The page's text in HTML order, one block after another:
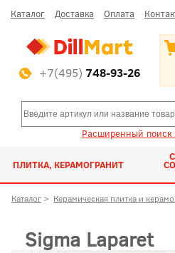
Каталог Доставка Оплата
+7(495) 748-93-26
Расширенный поиск
ПЛИТКА, КЕРАМОГРАНИТ
Каталог > Керамическая плитка и
Sigma Laparet